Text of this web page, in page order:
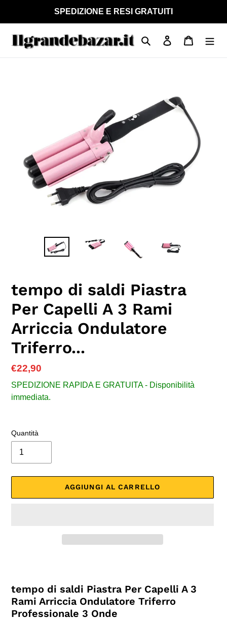
contenuti
SPEDIZIONE E RESI GRATUITI
Cerca Accedi Carrello
tempo di saldi Piastra
Per Capelli A 3 Rami
Arriccia Ondulatore
Triferro...
Prezzo
di
listino
€22,90
SPEDIZIONE RAPIDA E GRATUITA - Disponibilità
immediata.
Quantità
AGGIUNGI AL CARRELLO
nel
carrello
tempo di saldi Piastra Per Capelli A 3
Rami Arriccia Ondulatore Triferro
Professionale 3 Onde